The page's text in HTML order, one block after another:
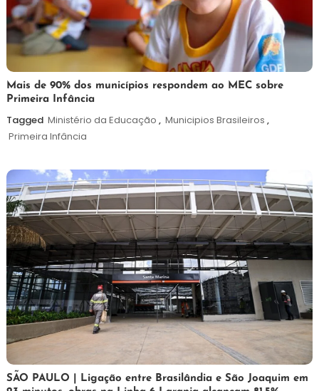
25
de
maio
de
Maurilio
Mais de 90% dos municípios respondem ao MEC sobre
Primeira Infância
Tagged Ministério da Educação , Municipios Brasileiros ,
Primeira Infância
19
Maurilio
SÃO PAULO | Ligação entre Brasilândia e São Joaquim em